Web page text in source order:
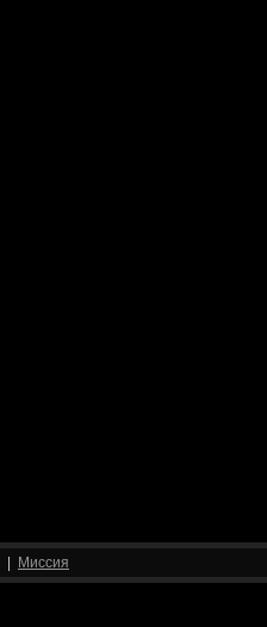
Миссия